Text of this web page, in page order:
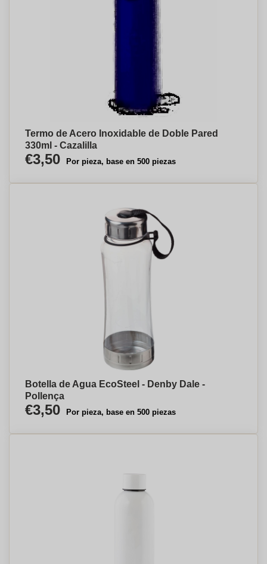
Termo de Acero Inoxidable de Doble Pared
330ml - Cazalilla
€3,50 Por pieza, base en 500 piezas
Botella de Agua EcoSteel - Denby Dale -
Pollença
€3,50 Por pieza, base en 500 piezas